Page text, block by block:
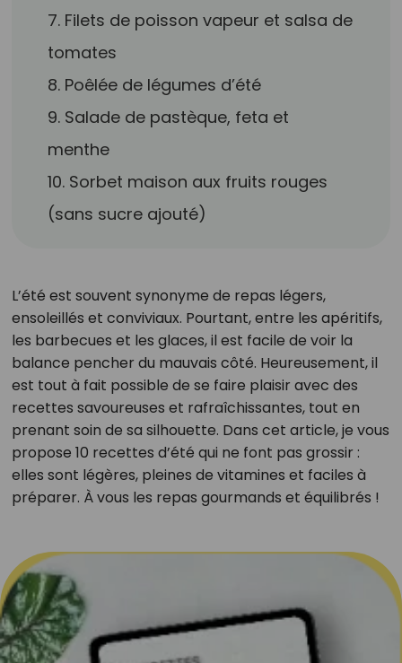
7. Filets de poisson vapeur et salsa de
tomates
8. Poêlée de légumes d’été
9. Salade de pastèque, feta et
menthe
10. Sorbet maison aux fruits rouges
(sans sucre ajouté)
L’été est souvent synonyme de repas légers,
ensoleillés et conviviaux. Pourtant, entre les apéritifs,
les barbecues et les glaces, il est facile de voir la
balance pencher du mauvais côté. Heureusement, il
est tout à fait possible de se faire plaisir avec des
recettes savoureuses et rafraîchissantes, tout en
prenant soin de sa silhouette. Dans cet article, je vous
propose 10 recettes d’été qui ne font pas grossir :
elles sont légères, pleines de vitamines et faciles à
préparer. À vous les repas gourmands et équilibrés !